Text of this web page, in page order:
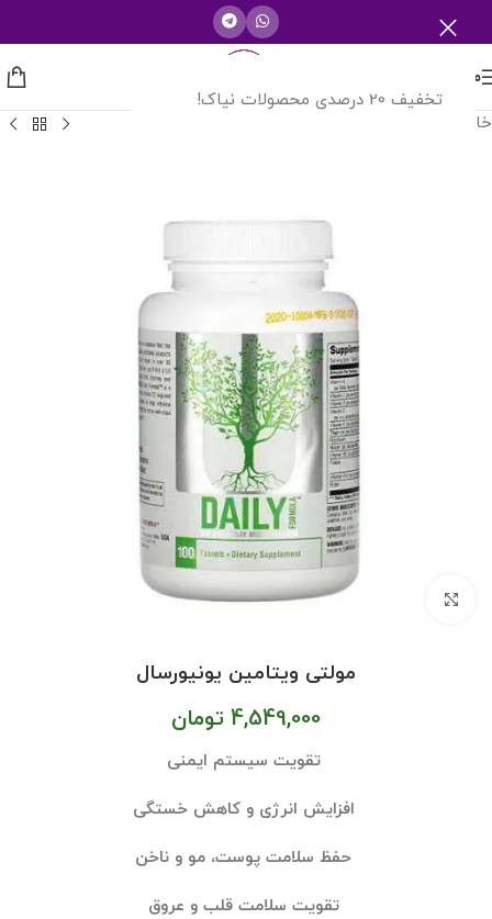
تخفیف 20 درصدی محصولات نیاک!
منو
خانه
بزرگنمایی تصویر
مولتی ویتامین یونیورسال
4,549,000 تومان
تقویت سیستم ایمنی
افزایش انرژی و کاهش خستگی
حفظ سلامت پوست، مو و ناخن
تقویت سلامت قلب و عروق